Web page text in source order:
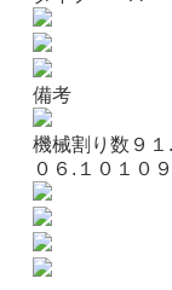
備考
機械割り数９１
０６.１０１０